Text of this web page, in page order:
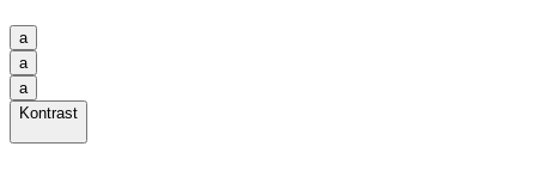
a
a
a
Kontrast